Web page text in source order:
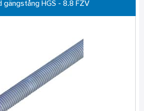
gängstång HGS - 8.8 FZV